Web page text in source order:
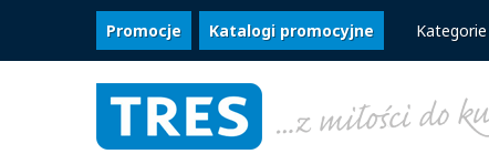
Promocje Katalogi promocyjne Kategorie